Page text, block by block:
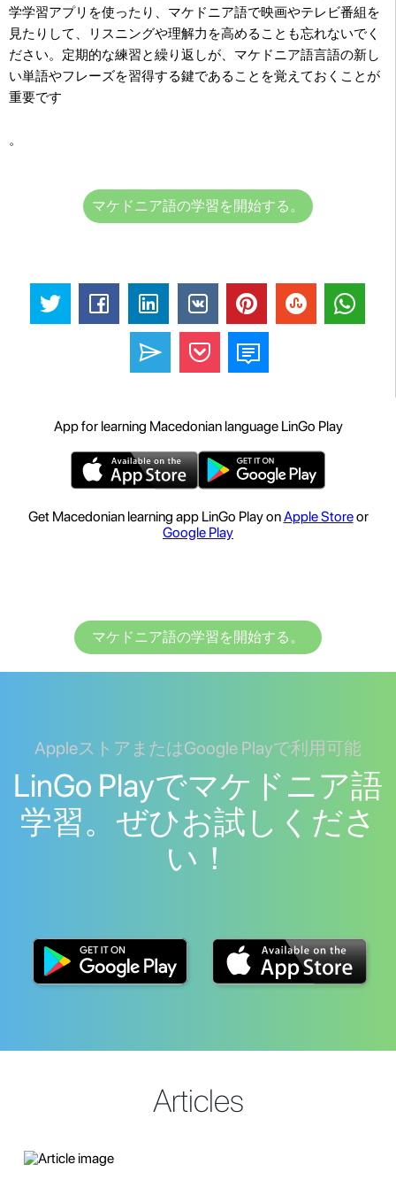
学学習アプリを使ったり、マケドニア語で映画やテレビ番組を
見たりして、リスニングや理解力を高めることも忘れないでく
ださい。定期的な練習と繰り返しが、マケドニア語言語の新し
い単語やフレーズを習得する鍵であることを覚えておくことが
重要です
。
マケドニア語の学習を開始する。
App for learning Macedonian language LinGo Play
Get Macedonian learning app LinGo Play onApple Storeor
Google Play
マケドニア語の学習を開始する。
AppleストアまたはGoogle Playで利用可能
LinGo Playでマケドニア語
学習。ぜひお試しくださ
い！
Articles